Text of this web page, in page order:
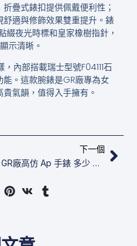
疊式錶扣提供佩戴便利性；
適與修飾效果雙重提升。錶
夜光時標和皇家橡樹指針，
示清晰。
內部搭載瑞士型號F04111石
。這款腕錶是GR廠專為女
氣韻，值得入手擁有。
下一個
GR廠高仿 Ap 手錶 多少 錢​​​ Royal Oak​​​ 67651IP.ZZ.1261IP.01
下